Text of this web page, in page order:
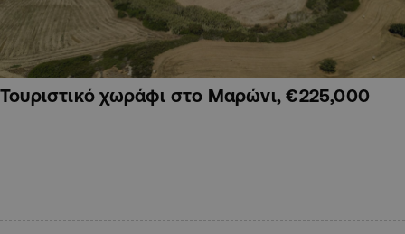
Τουριστικό χωράφι στο Μαρώνι, €225,000